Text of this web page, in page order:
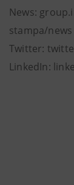
News:
stampa/news
Twitter:
LinkedIn: